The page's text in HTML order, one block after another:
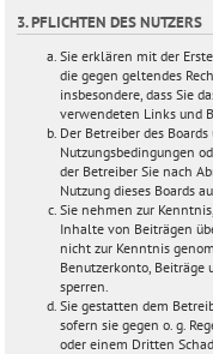
3. PFLICHTEN DES NUTZERS
Sie erklären mit der
die gegen geltendes
insbesondere, dass Sie
verwendeten Links und
Der Betreiber des
Nutzungsbedingungen
der Betreiber Sie nach
Nutzung dieses Boards
Sie nehmen zur
Inhalte von Beiträgen
nicht zur Kenntnis
Benutzerkonto, Beiträge
sperren.
Sie gestatten dem
sofern sie gegen o. g.
oder einem Dritten